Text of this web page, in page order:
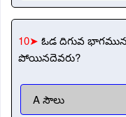
10➤ ఓడ దిగువ
పోయినదెవరు?
A సౌలు